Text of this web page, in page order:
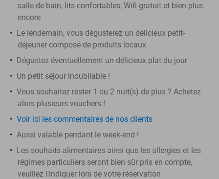
salle de bain, lits confortables, Wifi gratuit et bien plus
encore
Le lendemain, vous dégusterez un délicieux petit-
déjeuner composé de produits locaux
Dégustez éventuellement un délicieux plat du jour
Un petit séjour inoubliable !
Vous souhaitez rester 1 ou 2 nuit(s) de plus ? Achetez
alors plusieurs vouchers !
Voir ici les commentaires de nos clients
Aussi valable pendant le week-end !
Les souhaits alimentaires ainsi que les allergies et les
régimes particuliers seront bien sûr pris en compte,
veuillez l'indiquer lors de votre réservation